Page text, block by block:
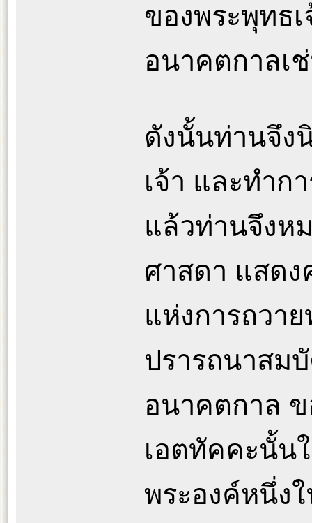
ของพระพุทธ
อนาคตกาลเ
ดังนั้นท่านจึง
เจ้า และทำก
แล้วท่านจึงห
ศาสดา แสดง
แห่งการถวา
ปรารถนาสม
อนาคตกาล
เอตทัคคะนั้น
พระองค์หนึ่ง